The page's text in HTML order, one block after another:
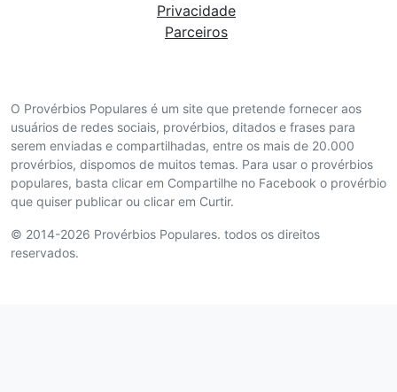
O Provérbios Populares é um site que pretende fornecer aos
usuários de redes sociais, provérbios, ditados e frases para
serem enviadas e compartilhadas, entre os mais de 20.000
provérbios, dispomos de muitos temas. Para usar o provérbios
populares, basta clicar em Compartilhe no Facebook o provérbio
que quiser publicar ou clicar em Curtir.
© 2014-2026 Provérbios Populares. todos os direitos
reservados.
Privacidade
Parceiros